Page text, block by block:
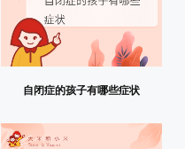
自闭症的孩子有哪些症状